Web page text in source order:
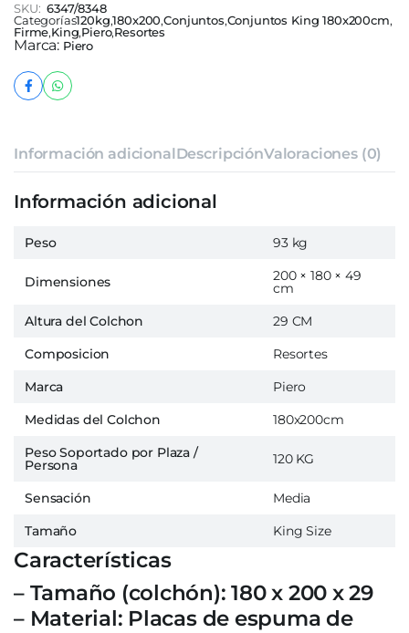
SKU: 6347/8348
Categorías120kg,180x200,Conjuntos,Conjuntos King 180x200cm,
Firme,King,Piero,Resortes
Marca: Piero
Información adicionalDescripciónValoraciones (0)
Información adicional
Peso 93 kg
Dimensiones 200 × 180 × 49
cm
Altura del Colchon
29 CM
Composicion
Resortes
Marca
Piero
Medidas del Colchon
180x200cm
Peso Soportado por Plaza /
Persona 120 KG
Sensación
Media
Tamaño
King Size
Características
– Tamaño (colchón): 180 x 200 x 29
– Material: Placas de espuma de